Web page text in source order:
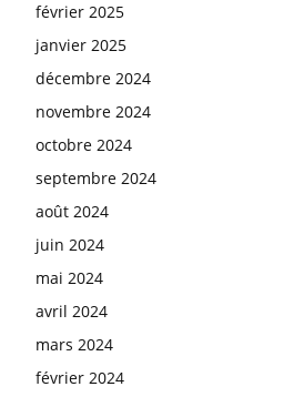
février 2025
janvier 2025
décembre 2024
novembre 2024
octobre 2024
septembre 2024
août 2024
juin 2024
mai 2024
avril 2024
mars 2024
février 2024